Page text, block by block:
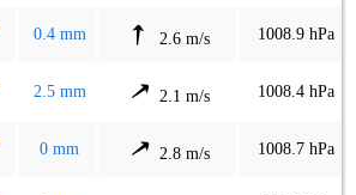
0.4 mm 2.6 m/s 1008.9 hPa
2.5 mm 2.1 m/s 1008.4 hPa
0 mm 2.8 m/s 1008.7 hPa